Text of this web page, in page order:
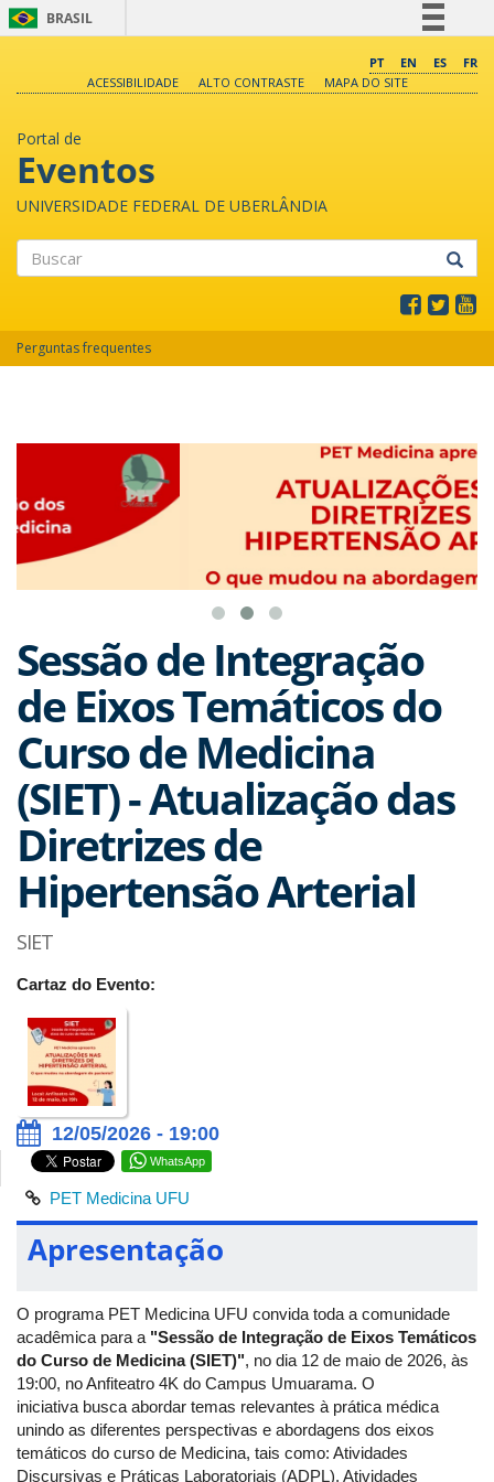
BRASIL
Comunica BR
PT EN ES
FR
ACESSIBILIDADE
ALTO CONTRASTE MAPA DO SITE
Portal de
Eventos
UNIVERSIDADE FEDERAL DE UBERLÂNDIA
Perguntas frequentes
Sessão de Integração
de Eixos Temáticos do
Curso de Medicina
(SIET) - Atualização das
Diretrizes de
Hipertensão Arterial
SIET
Cartaz do Evento:
12/05/2026 - 19:00
WhatsApp
PET Medicina UFU
Apresentação
O programa PET Medicina UFU convida toda a comunidade
acadêmica para a "Sessão de Integração de Eixos Temáticos
do Curso de Medicina (SIET)", no dia 12 de maio de 2026, às
19:00, no Anfiteatro 4K do Campus Umuarama. O
iniciativa busca abordar temas relevantes à prática médica
unindo as diferentes perspectivas e abordagens dos eixos
temáticos do curso de Medicina, tais como: Atividades
Discursivas e Práticas Laboratoriais (ADPL), Atividades